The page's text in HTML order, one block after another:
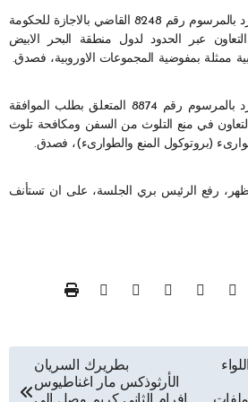
كما طرح مشروع القانون الوارد بالمرسوم رقم 8248 القاضي بالاجازة للحكومة
عبر الحدود لدول منطقة البحر الابيض
ممثلة بمفوضية المجموعات الاوروبية، فصدق.
ثم طرح مشروع القانون الوارد بالمرسوم رقم 8874 المتعلق بطلب الموافقة
في منع التلوث من السفن ومكافحة تلوث
(بروتوكول المنع والطوارىء)، فصدق.
رفع الرئيس بري الجلسة، على ان تستأنف
بطريرك السريان
الأرثوذكس مار اغناطيوس